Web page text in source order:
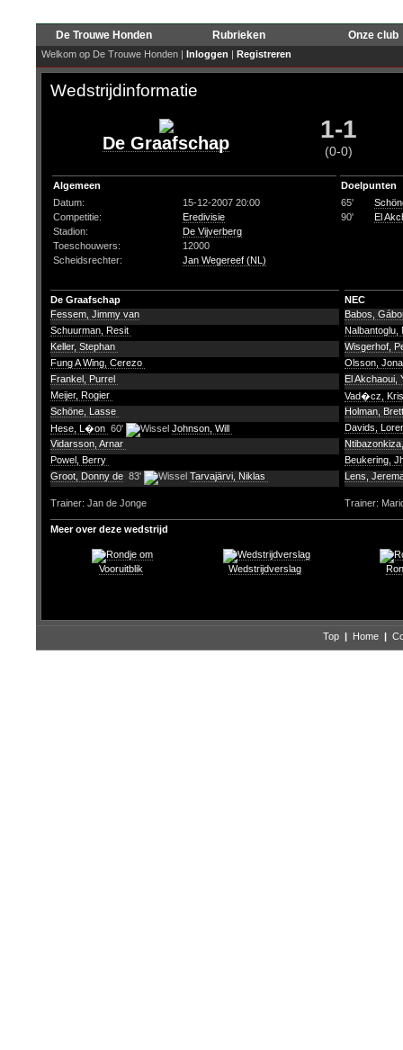
De Trouwe Honden Rubrieken Onze club
Welkom op De Trouwe Honden | Inloggen | Registreren
Wedstrijdinformatie
De Graafschap 1-1
(0-0)
Algemeen
Datum:
15-12-2007 20:00
Competitie:
Eredivisie
Stadion:
De Vijverberg
Toeschouwers:
12000
Scheidsrechter:
Jan Wegereef (NL)
Doelpunten
65'
90'
El
De Graafschap
NEC
Fessem, Jimmy van
Schuurman, Resit
Keller, Stephan
Fung A Wing, Cerezo
Frankel, Purrel
Meijer, Rogier
Schöne, Lasse
Hese, L�on 60'
Johnson, Will
Vidarsson, Arnar
Powel, Berry
Groot, Donny de 83' Tarvajärvi, Niklas
Babos,
Nalbantoglu,
Wisgerhof,
Olsson,
El Akchaoui,
Vad�cz,
Holman,
Davids,
Beukering,
Lens,
Trainer: Jan de Jonge Trainer:
Meer over deze wedstrijd
Vooruitblik Wedstrijdverslag
Top | Home |